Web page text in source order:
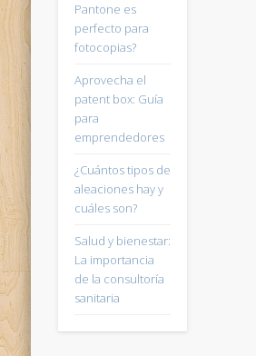
Pantone es
perfecto para
fotocopias?
Aprovecha el
patent box: Guía
para
emprendedores
¿Cuántos tipos de
aleaciones hay y
cuáles son?
Salud y bienestar:
La importancia
de la consultoría
sanitaria